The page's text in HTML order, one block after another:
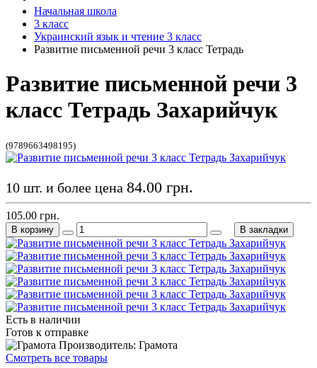
Начальная школа
3 класс
Украинский язык и чтение 3 класс
Развитие письменной речи 3 класс Тетрадь
Развитие письменной речи 3
класс Тетрадь Захарийчук
(9789663498195)
Есть в наличии
Готов к отправке
Производитель: Грамота
Смотреть все товары
10 шт. и более цена 84.00 грн.
105.00 грн.
В корзину В закладки